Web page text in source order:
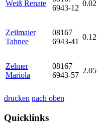
Weiß Renate
6943-12
0.02
Zeilmaier
Tahnee
08167
6943-41
0.12
Zelmer
Mariola
08167
6943-57
2.05
drucken nach oben
Quicklinks